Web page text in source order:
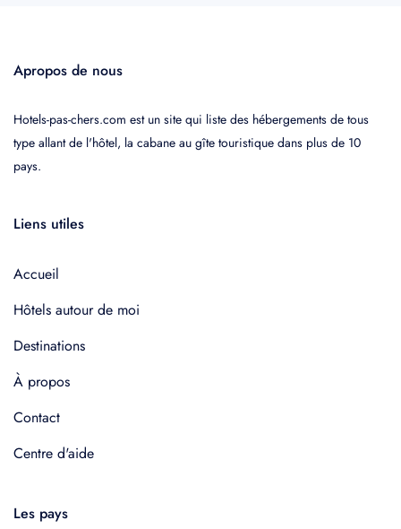
Apropos de nous
Hotels-pas-chers.com est un site qui liste des hébergements de tous
type allant de l'hôtel, la cabane au gîte touristique dans plus de 10
pays.
Liens utiles
Accueil
Hôtels autour de moi
Destinations
À propos
Contact
Centre d'aide
Les pays